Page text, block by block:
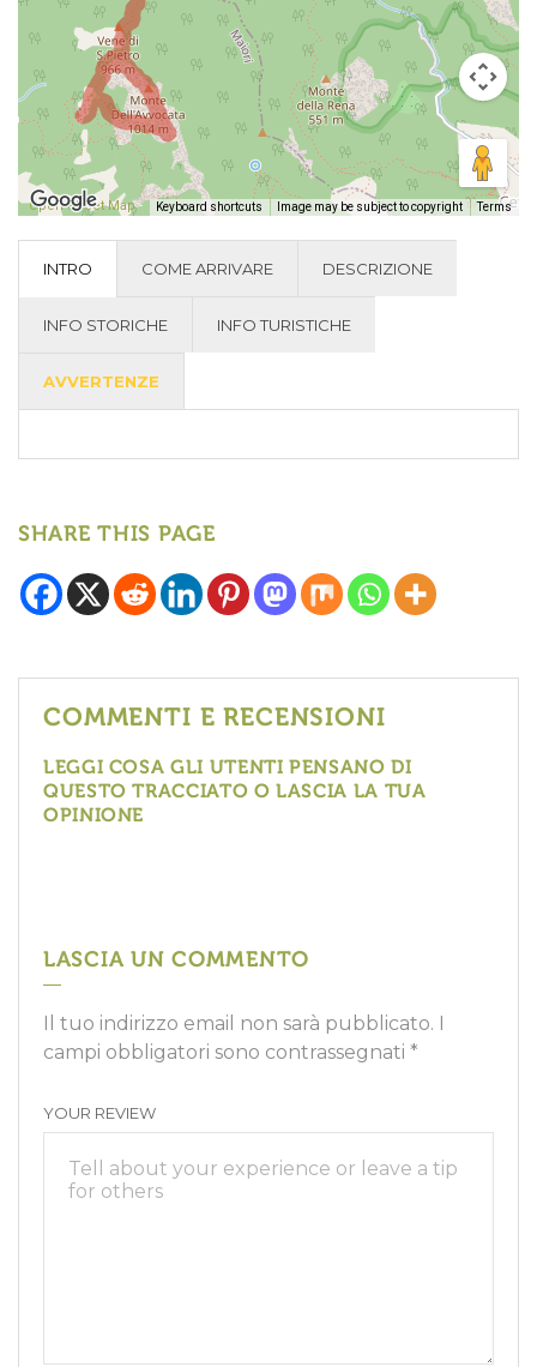
Open Street Map- Keyboard shortcuts Image may be subject to copyright Terms
INTRO COME ARRIVARE DESCRIZIONE
INFO STORICHE INFO TURISTICHE
AVVERTENZE
SHARE THIS PAGE
COMMENTI E RECENSIONI
LEGGI COSA GLI UTENTI PENSANO DI
QUESTO TRACCIATO O LASCIA LA TUA
OPINIONE
LASCIA UN COMMENTO
Il tuo indirizzo email non sarà pubblicato. I
campi obbligatori sono contrassegnati *
YOUR REVIEW